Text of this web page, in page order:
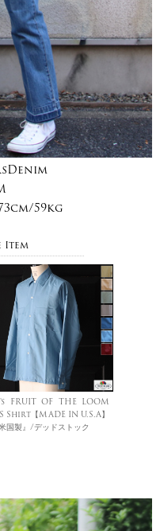
59kg
Item
FRUIT OF THE LOOM
Shirt【MADE IN U.S.A】
米国製』/デッドストック